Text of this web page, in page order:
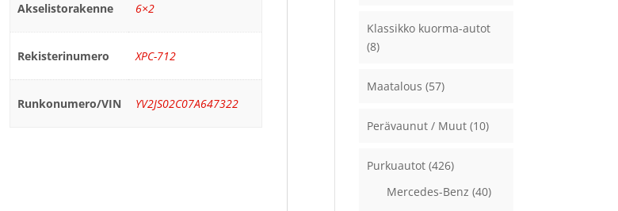
Akselistorakenne 6×2
Rekisterinumero XPC-712
Runkonumero/VIN YV2JS02C07A647322
Klassikko kuorma-autot
(8)
Maatalous (57)
Perävaunut / Muut (10)
Purkuautot (426)
Mercedes-Benz (40)